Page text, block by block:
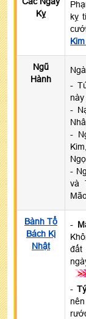
Kỵ
kỵ
Ngũ
Hành
-
-
-
Kim,
-
và
Bành Tổ
Bách Kị
Nhật
-
đất
- Tý